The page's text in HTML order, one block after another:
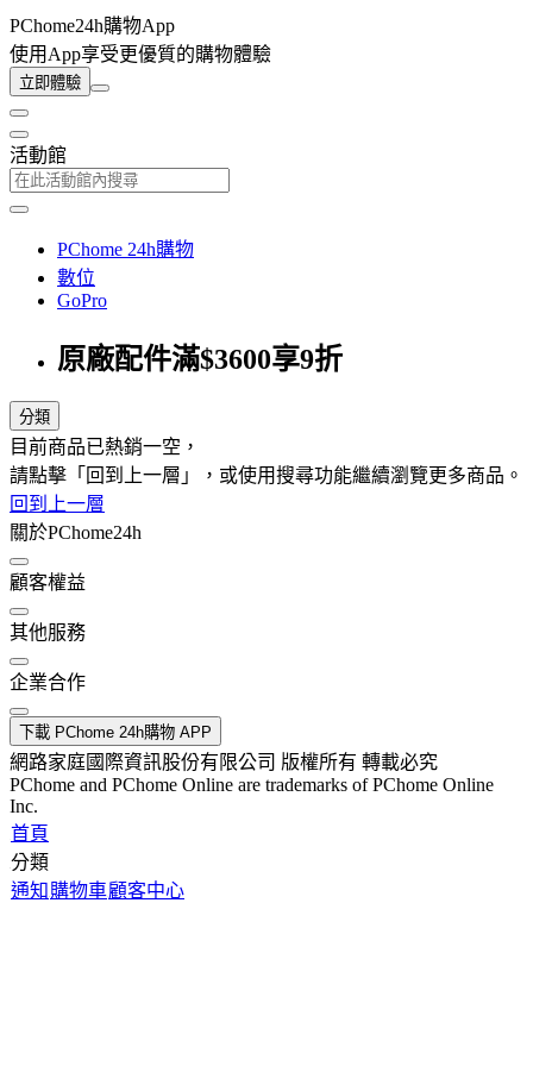
PChome24h購物App
使用App享受更優質的購物體驗
立即體驗
活動館
PChome 24h購物
數位
GoPro
原廠配件滿$3600享9折
分類
目前商品已熱銷一空，
請點擊「回到上一層」，或使用搜尋功能繼續瀏覽更多商品。
回到上一層
關於PChome24h
顧客權益
其他服務
企業合作
下載 PChome 24h購物 APP
網路家庭國際資訊股份有限公司 版權所有 轉載必究
PChome and PChome Online are trademarks of PChome Online
Inc.
首頁
分類
通知 購物車顧客中心